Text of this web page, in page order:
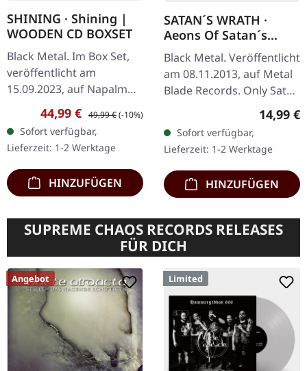
SHINING · Shining |
WOODEN CD BOXSET
Black Metal. Im Box Set,
veröffentlicht am
15.09.2023, auf Napalm
Records. Die streng auf
800 Stück limitierte
Deluxe Holzbox enthält
das Album als…
Verkaufspreis:
44,99 € Regulärer Preis:
49,99 €(-10%)
Sofort verfügbar,
Lieferzeit: 1-2 Werktage
HINZUFÜGEN
SATAN´S WRATH ·
Aeons Of Satan´s
Reign | CD
Black Metal. Veröffentlicht
am 08.11.2013, auf Metal
Blade Records. Only Satan
Is Lord 4:42 Die White
Witch Die 5:19 Archfiend
4:57 Ecstasies Of…
14,99 €
Sofort verfügbar,
Lieferzeit: 1-2 Werktage
HINZUFÜGEN
SUPREME CHAOS RECORDS RELEASES
FÜR DICH
Angebot Limited